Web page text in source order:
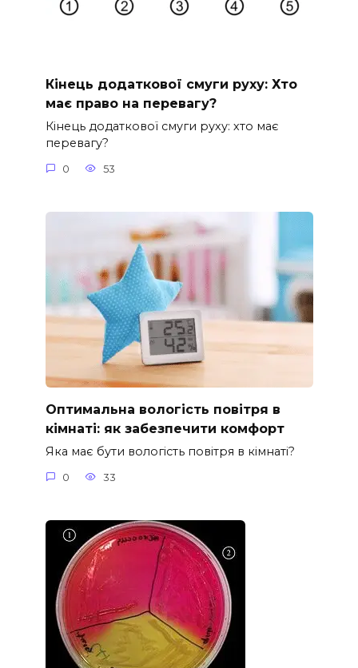
Кінець додаткової смуги руху: Хто
має право на перевагу?
Кінець додаткової смуги руху: хто має
перевагу?
0 53
Оптимальна вологість повітря в
кімнаті: як забезпечити комфорт
Яка має бути вологість повітря в кімнаті?
0 33